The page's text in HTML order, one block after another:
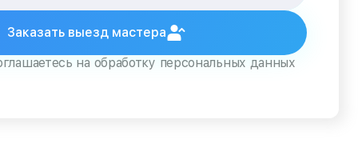
Заказать выезд мастера
на обработку персональных данных